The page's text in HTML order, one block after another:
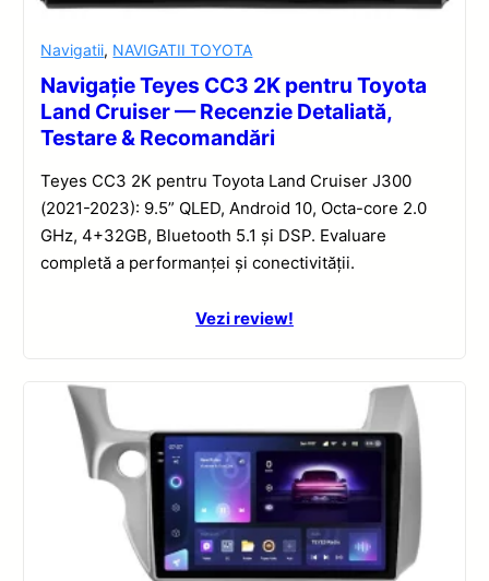
Navigatii, NAVIGATII TOYOTA
Navigație Teyes CC3 2K pentru Toyota
Land Cruiser — Recenzie Detaliată,
Testare & Recomandări
Teyes CC3 2K pentru Toyota Land Cruiser J300
(2021-2023): 9.5” QLED, Android 10, Octa-core 2.0
GHz, 4+32GB, Bluetooth 5.1 și DSP. Evaluare
completă a performanței și conectivității.
Vezi review!